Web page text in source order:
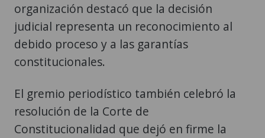
organización destacó que la decisión
judicial representa un reconocimiento al
debido proceso y a las garantías
constitucionales.
El gremio periodístico también celebró la
resolución de la Corte de
Constitucionalidad que dejó en firme la